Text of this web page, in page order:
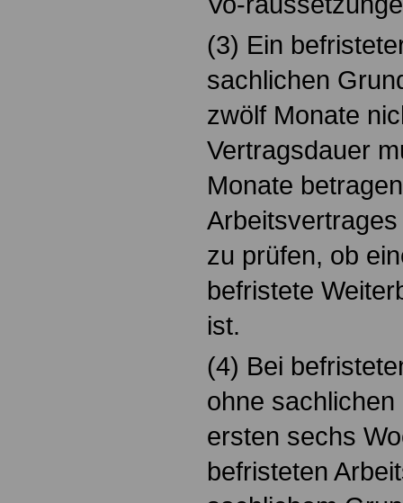
(3) Ein
sachlichen
zwölf Monate
Vertragsdauer
Monate
zu prüfen, ob
befristete
ist.
(4) Bei
ohne
ersten sechs
befristeten